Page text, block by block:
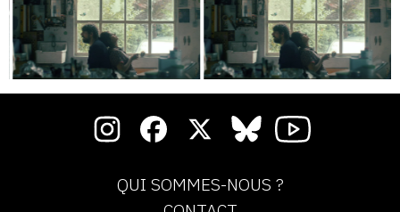
QUI SOMMES-NOUS ?